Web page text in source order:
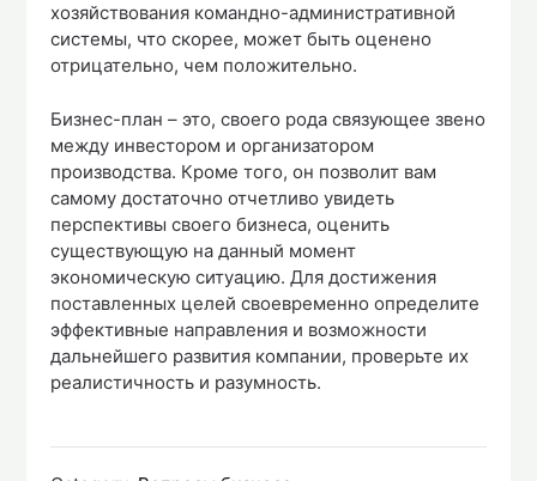
хозяйствования командно-административной
системы, что скорее, может быть оценено
отрицательно, чем положительно.
Бизнес-план – это, своего рода связующее звено
между инвестором и организатором
производства. Кроме того, он позволит вам
самому достаточно отчетливо увидеть
перспективы своего бизнеса, оценить
существующую на данный момент
экономическую ситуацию. Для достижения
поставленных целей своевременно определите
эффективные направления и возможности
дальнейшего развития компании, проверьте их
реалистичность и разумность.